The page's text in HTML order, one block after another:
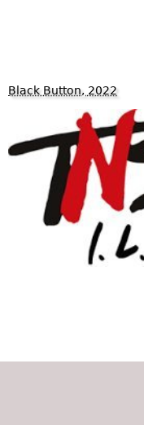
Black Button, 2022